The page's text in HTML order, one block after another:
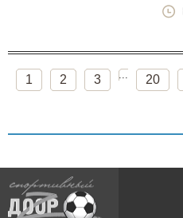
1 2 3 ... 20